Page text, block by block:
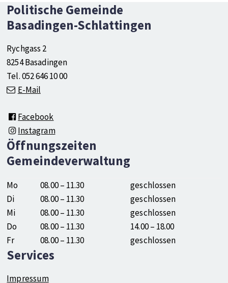
Footer
Politische Gemeinde
Basadingen-Schlattingen
Rychgass 2
8254 Basadingen
Tel. 052 646 10 00
E-Mail
Social Media
Facebook
Instagram
Öffnungszeiten
Gemeindeverwaltung
Mo 08.00 – 11.30
geschlossen
Di
08.00 – 11.30
geschlossen
Mi
08.00 – 11.30
geschlossen
Do
08.00 – 11.30
14.00 – 18.00
Fr
08.00 – 11.30 geschlossen
Services
Impressum